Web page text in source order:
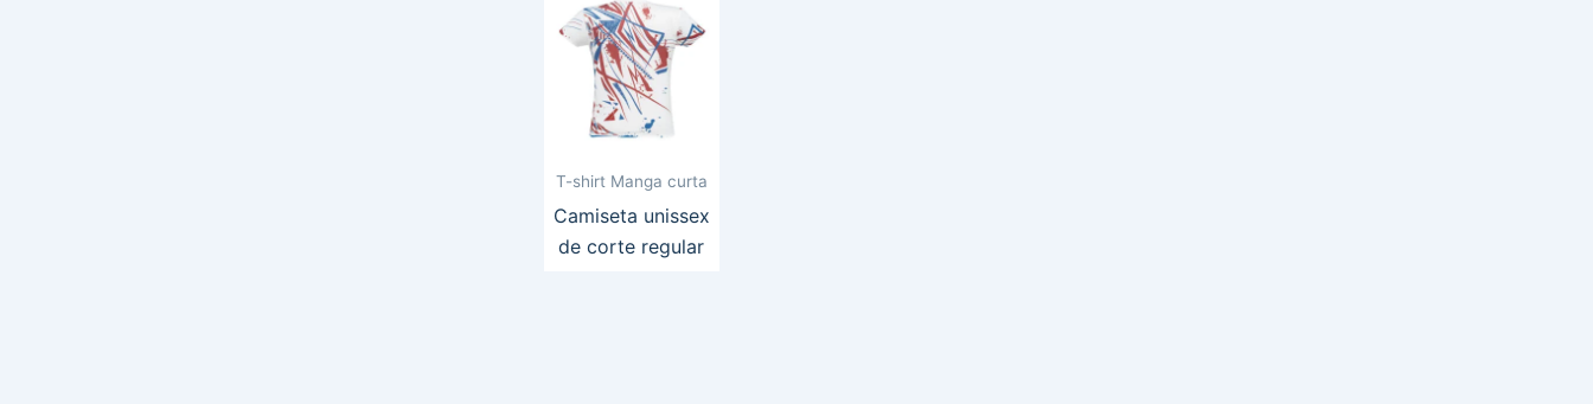
T-shirt Manga curta
Camiseta unissex
de corte regular